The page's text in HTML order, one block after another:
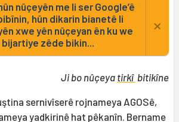
nûçeyên me li ser Google’ê
hûn dikarin bianetê li
xwe yên nûçeyan ên ku we
bijartiye zêde bikin...
×
Ji bo nûçeya tirkî bitikîne
sernivîserê rojnameya AGOSê,
yadkirinê hat pêkanîn. Bername